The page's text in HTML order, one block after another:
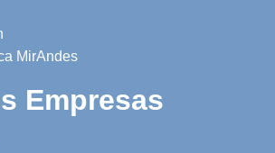
MirAndes
Empresas